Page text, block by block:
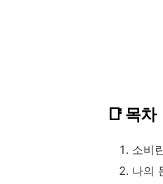
📑 목차
소비
나의